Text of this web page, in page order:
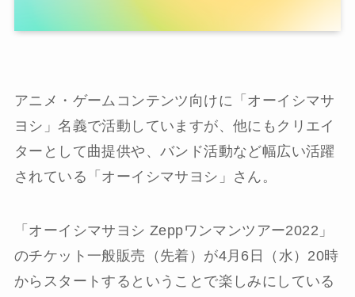
アニメ・ゲームコンテンツ向けに「オーイシマサ
ヨシ」名義で活動していますが、他にもクリエイ
ターとして曲提供や、バンド活動など幅広い活躍
されている「オーイシマサヨシ」さん。
「オーイシマサヨシ Zeppワンマンツアー2022」
のチケット一般販売（先着）が4月6日（水）20時
からスタートするということで楽しみにしている